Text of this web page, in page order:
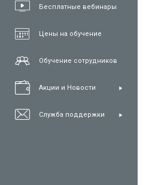
Бесплатные вебинары
Цены на обучение
Обучение сотрудников
Акции и Новости
Служба поддержки